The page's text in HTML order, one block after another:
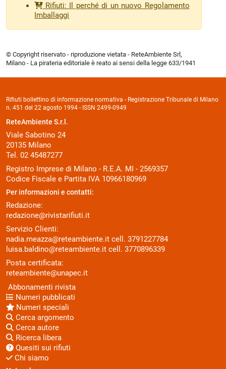
Rifiuti: Il perché di un nuovo Regolamento
Imballaggi
© Copyright riservato - riproduzione vietata - ReteAmbiente Srl,
Milano - La pirateria editoriale è reato ai sensi della legge 633/1941
Rifiuti bollettino di informazione normativa - Registrazione Tribunale di Milano
n. 451 del 22 agosto 1994 - ISSN 2499-0949
ReteAmbiente S.r.l.
Viale Sabotino 24
20135 Milano
Tel. 02 45487277
Registro Imprese di Milano - R.E.A. MI - 2569357
Codice Fiscale e Partita IVA 10966180969
Per informazioni e contatti:
Redazione:
redazione@rivistarifiuti.it
Servizio Clienti:
nadia.meazza@reteambiente.it cell. 3791227784
luisa.baldino@reteambiente.it cell. 3770896339
Posta certificata:
reteambiente@unapec.it
Abbonamenti rivista
Numeri pubblicati
Numeri speciali
Cerca argomento
Cerca autore
Ricerca libera
Quesiti sui rifiuti
Chi siamo